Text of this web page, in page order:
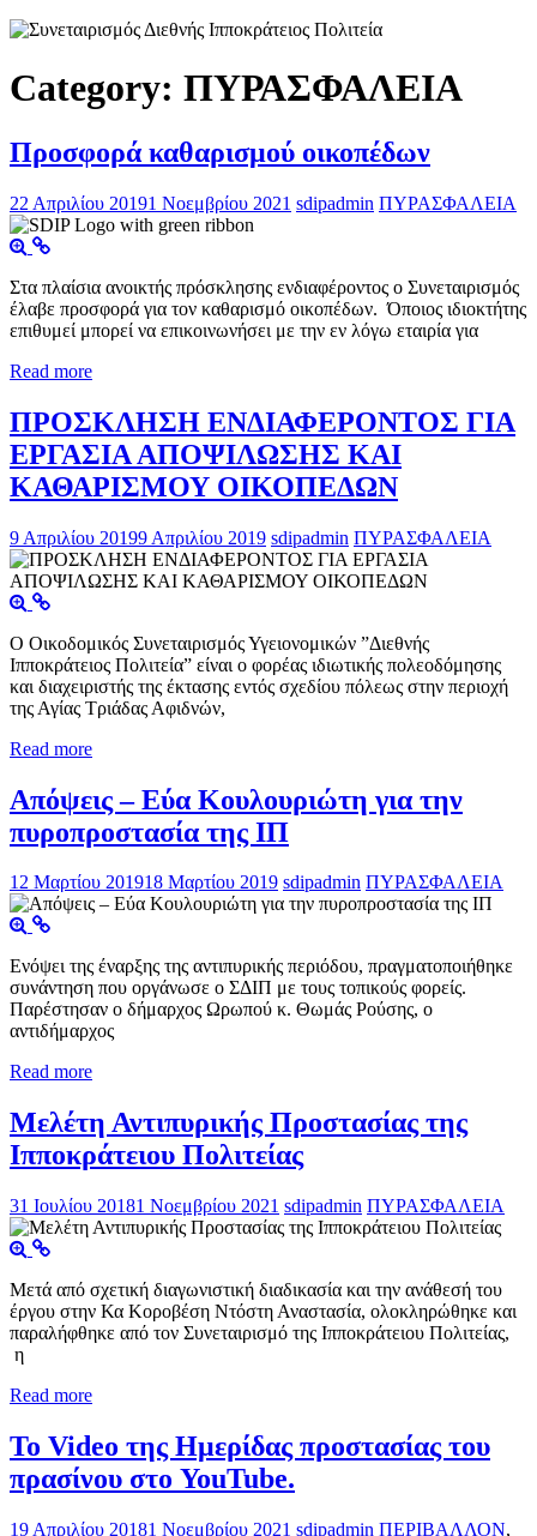
Category: ΠΥΡΑΣΦΑΛΕΙΑ
Προσφορά καθαρισμού οικοπέδων
22 Απριλίου 20191 Νοεμβρίου 2021 sdipadmin ΠΥΡΑΣΦΑΛΕΙΑ
Στα πλαίσια ανοικτής πρόσκλησης ενδιαφέροντος ο Συνεταιρισμός
έλαβε προσφορά για τον καθαρισμό οικοπέδων. Όποιος ιδιοκτήτης
επιθυμεί μπορεί να επικοινωνήσει με την εν λόγω εταιρία για
Read more
ΠΡΟΣΚΛΗΣΗ ΕΝΔΙΑΦΕΡΟΝΤΟΣ ΓΙΑ
ΕΡΓΑΣΙΑ ΑΠΟΨΙΛΩΣΗΣ ΚΑΙ
ΚΑΘΑΡΙΣΜΟΥ ΟΙΚΟΠΕΔΩΝ
9 Απριλίου 20199 Απριλίου 2019 sdipadmin ΠΥΡΑΣΦΑΛΕΙΑ
Ο Οικοδομικός Συνεταιρισμός Υγειονομικών ”Διεθνής
Ιπποκράτειος Πολιτεία” είναι ο φορέας ιδιωτικής πολεοδόμησης
και διαχειριστής της έκτασης εντός σχεδίου πόλεως στην περιοχή
της Αγίας Τριάδας Αφιδνών,
Read more
Απόψεις – Εύα Κουλουριώτη για την
πυροπροστασία της ΙΠ
12 Μαρτίου 201918 Μαρτίου 2019 sdipadmin ΠΥΡΑΣΦΑΛΕΙΑ
Ενόψει της έναρξης της αντιπυρικής περιόδου, πραγματοποιήθηκε
συνάντηση που οργάνωσε ο ΣΔΙΠ με τους τοπικούς φορείς.
Παρέστησαν ο δήμαρχος Ωρωπού κ. Θωμάς Ρούσης, ο
αντιδήμαρχος
Read more
Μελέτη Αντιπυρικής Προστασίας της
Ιπποκράτειου Πολιτείας
31 Ιουλίου 20181 Νοεμβρίου 2021 sdipadmin ΠΥΡΑΣΦΑΛΕΙΑ
Μετά από σχετική διαγωνιστική διαδικασία και την ανάθεσή του
έργου στην Κα Κοροβέση Ντόστη Αναστασία, ολοκληρώθηκε και
παραλήφθηκε από τον Συνεταιρισμό της Ιπποκράτειου Πολιτείας,
η
Read more
Το Video της Ημερίδας προστασίας του
πρασίνου στο YouTube.
19 Απριλίου 20181 Νοεμβρίου 2021 sdipadmin ΠΕΡΙΒΑΛΛΟΝ,